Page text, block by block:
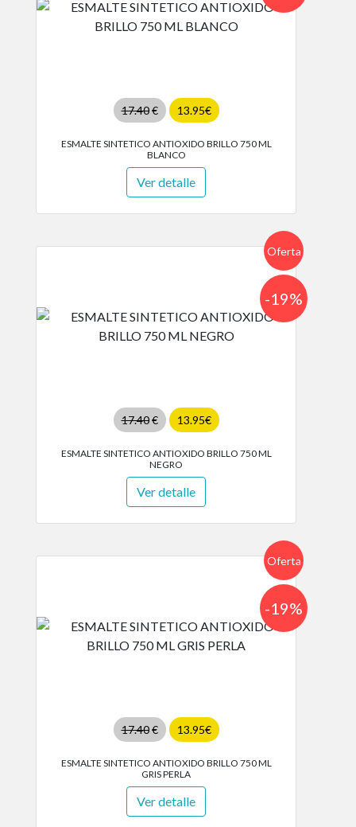
17.40€ 13.95€
ESMALTE SINTETICO ANTIOXIDO BRILLO 750 ML
BLANCO
Ver detalle
Oferta
17.40€ 13.95€
-19%
ESMALTE SINTETICO ANTIOXIDO BRILLO 750 ML
NEGRO
Ver detalle
Oferta
17.40€ 13.95€
-19%
ESMALTE SINTETICO ANTIOXIDO BRILLO 750 ML
GRIS PERLA
Ver detalle